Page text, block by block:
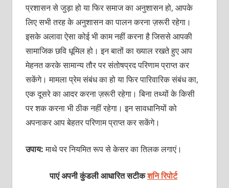
प्रशासन से जुड़ा हो या फिर समाज का अनुशासन हो, आपके
लिए सभी तरह के अनुशासन का पालन करना ज़रूरी रहेगा।
इसके अलावा ऐसा कोई भी काम नहीं करना है जिससे आपकी
सामाजिक छवि धूमिल हो। इन बातों का ख्याल रखते हुए आप
मेहनत करके सामान्य तौर पर संतोषप्रद परिणाम प्राप्त कर
सकेंगे। मामला प्रेम संबंध का हो या फिर पारिवारिक संबंध का,
एक दूसरे का आदर करना ज़रूरी रहेगा। बिना तथ्यों के किसी
पर शक करना भी ठीक नहीं रहेगा। इन सावधानियों को
अपनाकर आप बेहतर परिणाम प्राप्त कर सकेंगे।
उपाय:माथे पर नियमित रूप से केसर का तिलक लगाएं।
पाएं अपनी कुंडली आधारित सटीकशनि रिपोर्ट